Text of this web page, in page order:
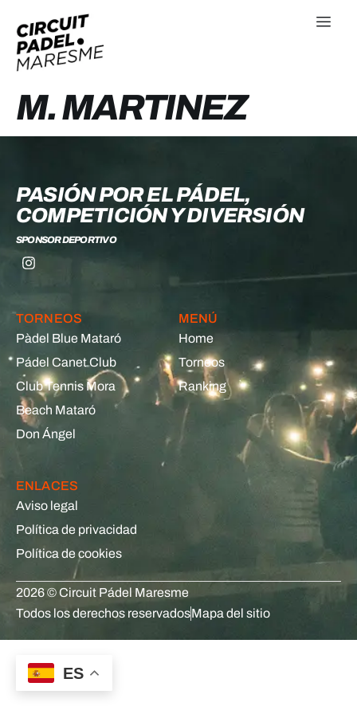
M. MARTINEZ
PASIÓN POR EL PÁDEL,
COMPETICIÓN Y DIVERSIÓN
SPONSOR DEPORTIVO
TORNEOS
Pàdel Blue Mataró
Pádel Canet Club
Club Tennis Mora
Beach Mataró
Don Ángel
MENÚ
Home
Torneos
Ranking
ENLACES
Aviso legal
Política de privacidad
Política de cookies
2026 © Circuit Pádel Maresme
Todos los derechos reservadosMapa del sitio
ES